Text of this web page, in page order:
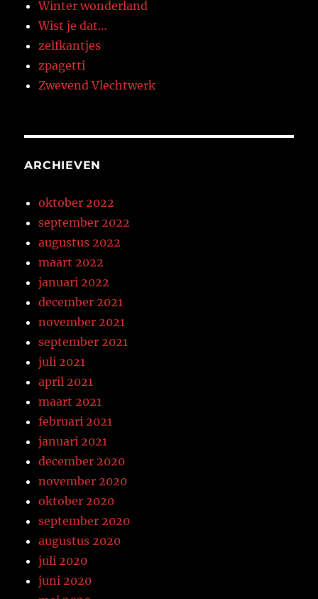
Winter wonderland
Wist je dat…
zelfkantjes
zpagetti
Zwevend Vlechtwerk
ARCHIEVEN
oktober 2022
september 2022
augustus 2022
maart 2022
januari 2022
december 2021
november 2021
september 2021
juli 2021
april 2021
maart 2021
februari 2021
januari 2021
december 2020
november 2020
oktober 2020
september 2020
augustus 2020
juli 2020
juni 2020